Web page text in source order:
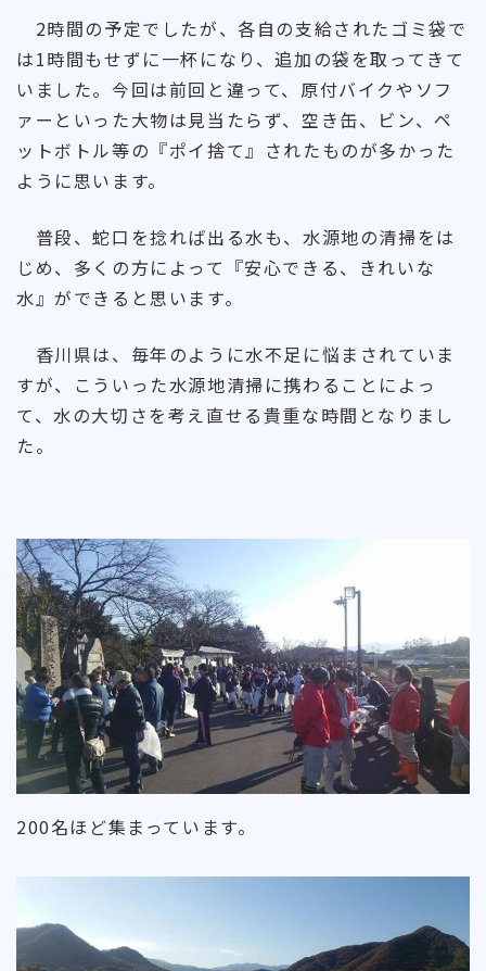
2時間の予定でしたが、各自の支給されたゴミ袋で
は1時間もせずに一杯になり、追加の袋を取ってきて
いました。今回は前回と違って、原付バイクやソフ
ァーといった大物は見当たらず、空き缶、ビン、ペ
ットボトル等の『ポイ捨て』されたものが多かった
ように思います。
普段、蛇口を捻れば出る水も、水源地の清掃をは
じめ、多くの方によって『安心できる、きれいな
水』ができると思います。
香川県は、毎年のように水不足に悩まされていま
すが、こういった水源地清掃に携わることによっ
て、水の大切さを考え直せる貴重な時間となりまし
た。
200名ほど集まっています。